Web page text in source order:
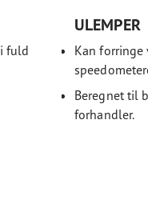
fuld
ULEMPER
Kan forringe
Beregnet til
forhandler.